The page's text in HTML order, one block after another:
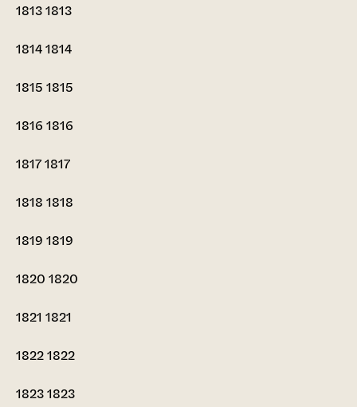
18131813
18141814
1815 1815
1816 1816
18171817
1818 1818
1819 1819
1820 1820
1821 1821
18221822
18231823